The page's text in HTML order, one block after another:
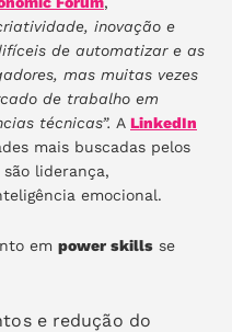
inovação e
de automatizar e as
mas muitas vezes
de trabalho em
técnicas”. A LinkedIn
mais buscadas pelos
liderança,
emocional.
em power skills se
e redução do